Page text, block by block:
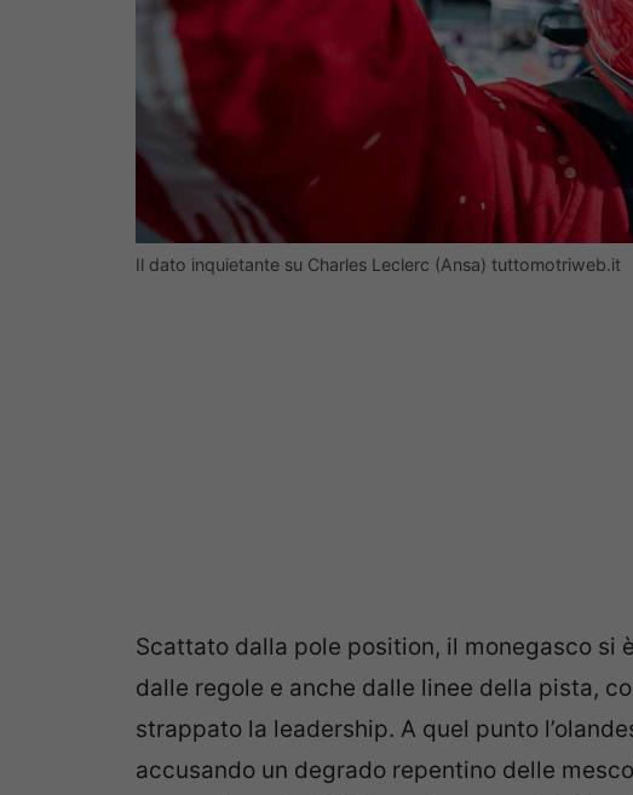
Il dato inquietante su Charles Leclerc (Ansa) tuttomotriweb.it
Scattato dalla pole position, il monegasco si
dalle regole e anche dalle linee della pista,
strappato la leadership. A quel punto
accusando un degrado repentino delle